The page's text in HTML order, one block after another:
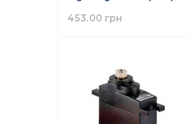
453.00 грн